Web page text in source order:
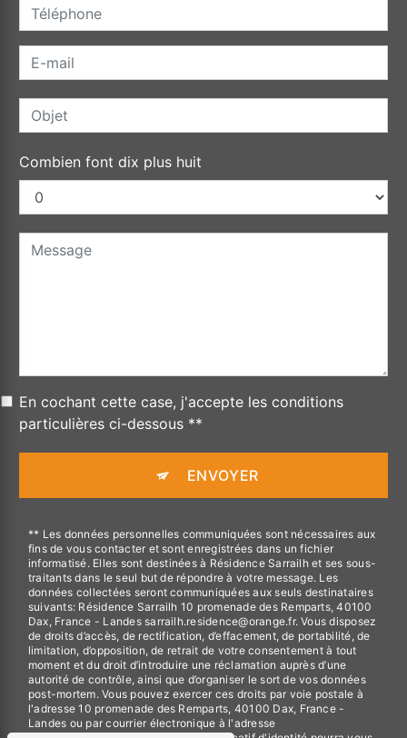
Combien font dix plus huit
En cochant cette case, j'accepte les conditions
particulières ci-dessous **
ENVOYER
** Les données personnelles communiquées sont nécessaires aux
fins de vous contacter et sont enregistrées dans un fichier
informatisé. Elles sont destinées à Résidence Sarrailh et ses sous-
traitants dans le seul but de répondre à votre message. Les
données collectées seront communiquées aux seuls destinataires
suivants: Résidence Sarrailh 10 promenade des Remparts, 40100
Dax, France - Landes sarrailh.residence@orange.fr. Vous disposez
de droits d’accès, de rectification, d’effacement, de portabilité, de
limitation, d’opposition, de retrait de votre consentement à tout
moment et du droit d’introduire une réclamation auprès d’une
autorité de contrôle, ainsi que d’organiser le sort de vos données
post-mortem. Vous pouvez exercer ces droits par voie postale à
l'adresse 10 promenade des Remparts, 40100 Dax, France -
Landes ou par courrier électronique à l'adresse